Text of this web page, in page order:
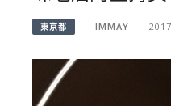
東京都 IMMAY